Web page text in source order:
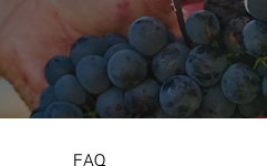
FAQ